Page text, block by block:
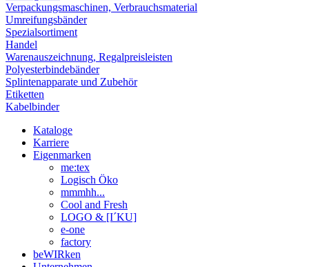
Verpackungsmaschinen, Verbrauchsmaterial
Umreifungsbänder
Spezialsortiment
Handel
Warenauszeichnung, Regalpreisleisten
Polyesterbindebänder
Splintenapparate und Zubehör
Etiketten
Kabelbinder
Kataloge
Karriere
Eigenmarken
me:tex
Logisch Öko
mmmhh...
Cool and Fresh
LOGO & [I´KU]
e-one
factory
beWIRken